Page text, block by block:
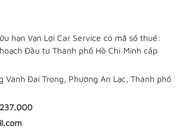
hạn Vạn Lợi Car Service có mã số thuế:
Đầu tư Thành phố Hồ Chí Minh cấp
Vành Đai Trong, Phường An Lạc, Thành phố